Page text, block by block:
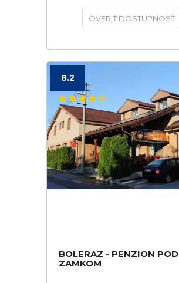
OVERIŤ DOSTUPNOSŤ
8.2
BOLERAZ - PENZION POD
ZAMKOM